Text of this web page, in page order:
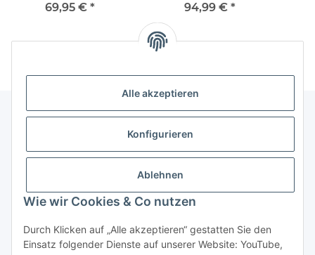
Alle akzeptieren
Konfigurieren
Ablehnen
Wie wir Cookies & Co nutzen
Durch Klicken auf „Alle akzeptieren“ gestatten Sie den
Einsatz folgender Dienste auf unserer Website: YouTube,
69,95 € *
94,99 € *
Gesetzliche Informationen
Vertrag widerrufen